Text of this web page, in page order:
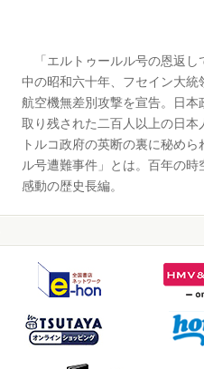
「エルトゥールル号の恩返
中の昭和六十年、フセイン大
航空機無差別攻撃を宣告。日
取り残された二百人以上の日
トルコ政府の英断の裏に秘め
ル号遭難事件」とは。百年の時
感動の歴史長編。